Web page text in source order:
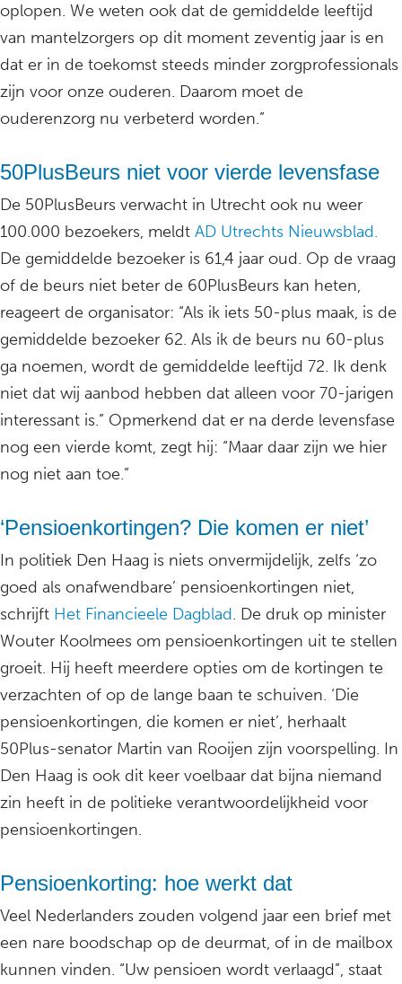
oplopen. We weten ook dat de gemiddelde leeftijd
van mantelzorgers op dit moment zeventig jaar is en
dat er in de toekomst steeds minder zorgprofessionals
zijn voor onze ouderen. Daarom moet de
ouderenzorg nu verbeterd worden.”
50PlusBeurs niet voor vierde levensfase
De 50PlusBeurs verwacht in Utrecht ook nu weer
100.000 bezoekers, meldt AD Utrechts Nieuwsblad.
De gemiddelde bezoeker is 61,4 jaar oud. Op de vraag
of de beurs niet beter de 60PlusBeurs kan heten,
reageert de organisator: “Als ik iets 50-plus maak, is de
gemiddelde bezoeker 62. Als ik de beurs nu 60-plus
ga noemen, wordt de gemiddelde leeftijd 72. Ik denk
niet dat wij aanbod hebben dat alleen voor 70-jarigen
interessant is.” Opmerkend dat er na derde levensfase
nog een vierde komt, zegt hij: “Maar daar zijn we hier
nog niet aan toe.”
‘Pensioenkortingen? Die komen er niet’
In politiek Den Haag is niets onvermijdelijk, zelfs ‘zo
goed als onafwendbare’ pensioenkortingen niet,
schrijft Het Financieele Dagblad. De druk op minister
Wouter Koolmees om pensioenkortingen uit te stellen
groeit. Hij heeft meerdere opties om de kortingen te
verzachten of op de lange baan te schuiven. ‘Die
pensioenkortingen, die komen er niet’, herhaalt
50Plus-senator Martin van Rooijen zijn voorspelling. In
Den Haag is ook dit keer voelbaar dat bijna niemand
zin heeft in de politieke verantwoordelijkheid voor
pensioenkortingen.
Pensioenkorting: hoe werkt dat
Veel Nederlanders zouden volgend jaar een brief met
een nare boodschap op de deurmat, of in de mailbox
kunnen vinden. “Uw pensioen wordt verlaagd”, staat